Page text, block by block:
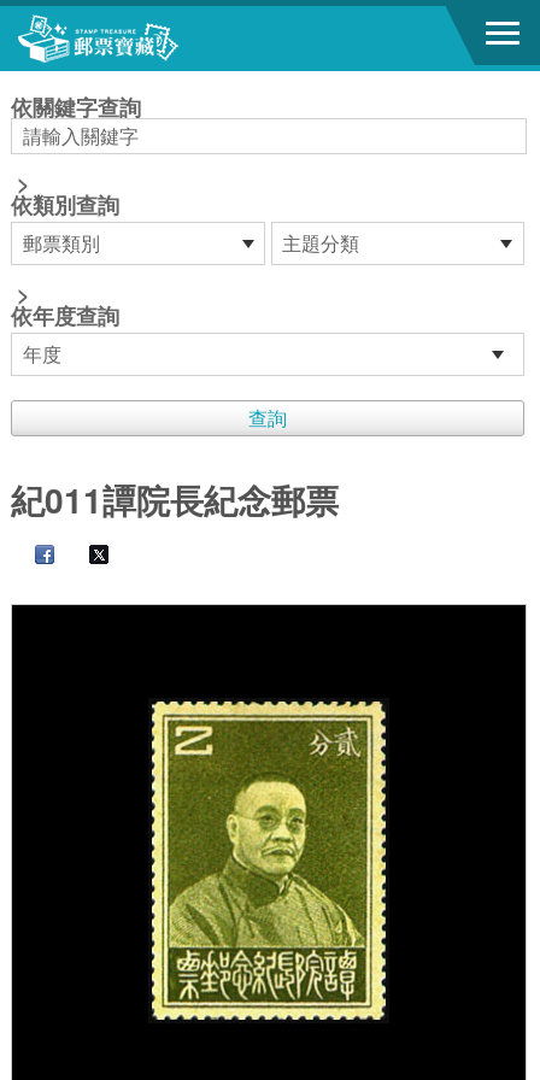
跳到主要內容區塊
依關鍵字查詢
>
依類別查詢
>
依年度查詢
紀011譚院長紀念郵票